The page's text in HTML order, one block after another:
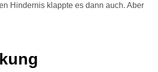
Hindernis klappte es dann auch. Aber